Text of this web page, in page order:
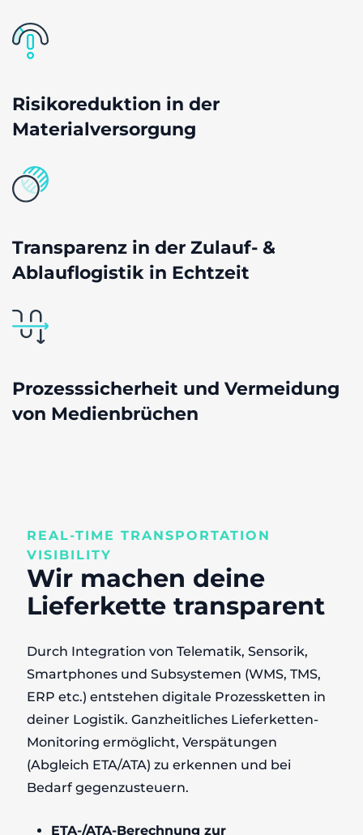
Risikoreduktion in der
Materialversorgung
Transparenz in der Zulauf- &
Ablauflogistik in Echtzeit
Prozesssicherheit und Vermeidung
von Medienbrüchen
REAL-TIME TRANSPORTATION
VISIBILITY
Wir machen deine
Lieferkette transparent
Durch Integration von Telematik, Sensorik,
Smartphones und Subsystemen (WMS, TMS,
ERP etc.) entstehen digitale Prozessketten in
deiner Logistik. Ganzheitliches Lieferketten-
Monitoring ermöglicht, Verspätungen
(Abgleich ETA/ATA) zu erkennen und bei
Bedarf gegenzusteuern.
ETA-/ATA-Berechnung zur